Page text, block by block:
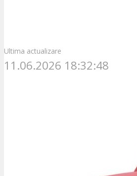
Ultima actualizare
11.06.2026 18:32:48